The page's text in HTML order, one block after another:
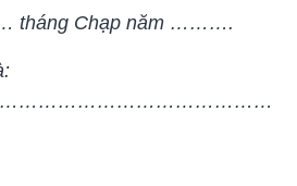
tháng Chạp năm ……….